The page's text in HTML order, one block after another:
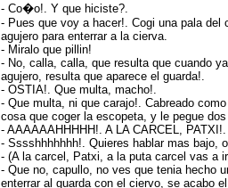
- Co�o!. Y que hiciste?.
- Pues que voy a hacer!. Cogi una pala del
agujero para enterrar a la cierva.
- Miralo que pillin!
- No, calla, calla, que resulta que cuando
agujero, resulta que aparece el guarda!.
- OSTIA!. Que multa, macho!.
- Que multa, ni que carajo!. Cabreado
cosa que coger la escopeta, y le pegue dos
- AAAAAAHHHHH!. A LA CARCEL, PATXI!.
- Sssshhhhhhh!. Quieres hablar mas bajo,
- (A la carcel, Patxi, a la puta carcel vas a
- Que no, capullo, no ves que tenia hecho
enterrar al guarda con el ciervo, se acabo el